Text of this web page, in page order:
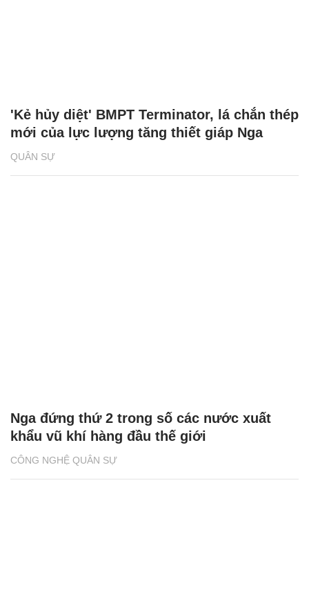
QUÂN SỰ
'Kẻ hủy diệt' BMPT Terminator, lá chắn thép
mới của lực lượng tăng thiết giáp Nga
CÔNG NGHỆ QUÂN SỰ
Nga đứng thứ 2 trong số các nước xuất
khẩu vũ khí hàng đầu thế giới